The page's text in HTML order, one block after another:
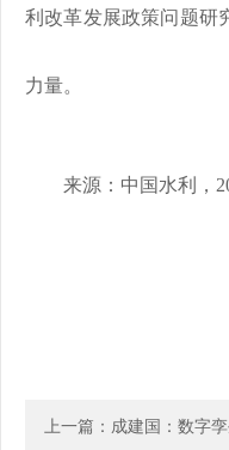
利改革发展政策问题研
力量。
来源：中国水利，
上一篇：成建国：数字